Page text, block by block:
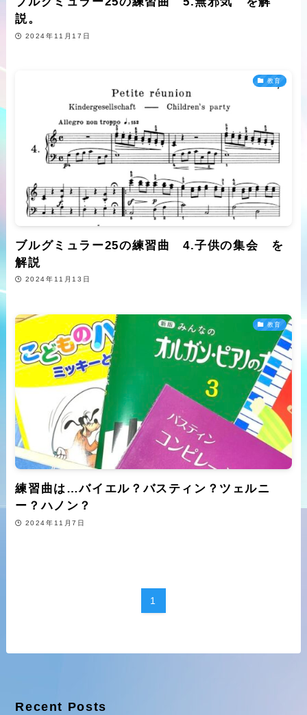
説。
2024年11月17日
教育
ブルグミュラー25の練習曲 4.子供の集会 を
解説
2024年11月13日
教育
練習曲は…バイエル？バスティン？ツェルニ
ー？ハノン？
2024年11月7日
1
Recent Posts